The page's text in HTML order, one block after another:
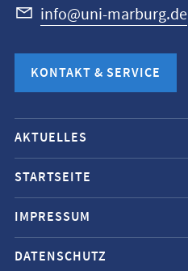
info@uni-marburg.de
KONTAKT & SERVICE
Mobile-
Service-
Navigation
und
Social
Media
AKTUELLES
STARTSEITE
IMPRESSUM
DATENSCHUTZ